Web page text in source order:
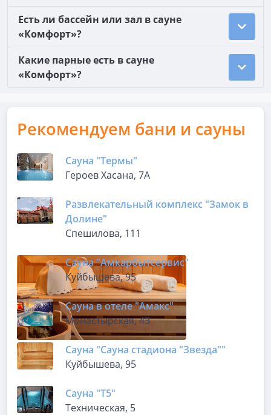
Есть ли бассейн или зал в сауне
«Комфорт»?
Какие парные есть в сауне
«Комфорт»?
Рекомендуем бани и сауны
Сауна "Термы"
Героев Хасана, 7А
Развлекательный комплекс "Замок в
Долине"
Спешилова, 111
Сауна "Амкарбытсервис"
Куйбышева, 95
Сауна в отеле "Амакс"
Монастырская, 43
Сауна "Сауна стадиона "Звезда""
Куйбышева, 95
Сауна "Т5"
Техническая, 5